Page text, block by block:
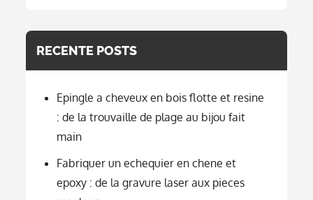
RECENTE POSTS
Epingle a cheveux en bois flotte et resine
: de la trouvaille de plage au bijou fait
main
Fabriquer un echequier en chene et
epoxy : de la gravure laser aux pieces